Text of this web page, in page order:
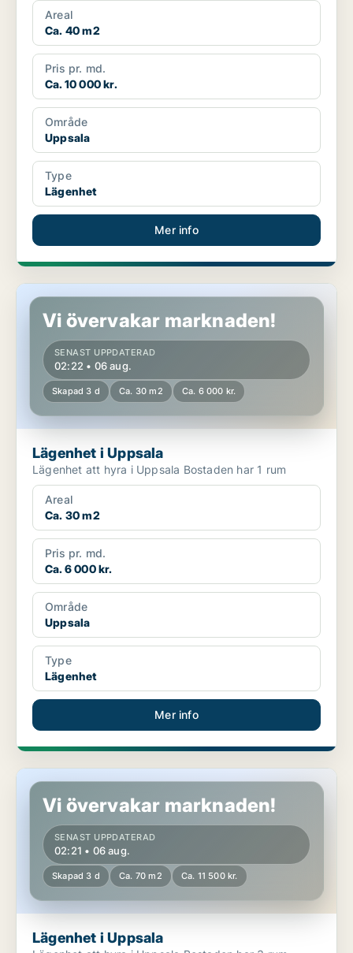
Areal
Ca. 40 m2
Pris pr. md.
Ca. 10 000 kr.
Område
Uppsala
Type
Lägenhet
Mer info
Lägenhet i Uppsala
Vi övervakar marknaden!
SENAST UPPDATERAD
02:22 • 06 aug.
Skapad 3 d Ca. 30 m2 Ca. 6 000 kr.
Lägenhet i Uppsala
Lägenhet att hyra i Uppsala Bostaden har 1 rum
Areal
Ca. 30 m2
Pris pr. md.
Ca. 6 000 kr.
Område
Uppsala
Type
Lägenhet
Mer info
Lägenhet i Uppsala
Vi övervakar marknaden!
SENAST UPPDATERAD
02:21 • 06 aug.
Skapad 3 d Ca. 70 m2 Ca. 11 500 kr.
Lägenhet i Uppsala